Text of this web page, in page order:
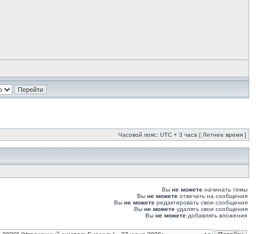
Часовой пояс: UTC + 3 часа [ Летнее время ]
Вы не можете начинать темы
Вы не можете отвечать на сообщения
Вы не можете редактировать свои сообщения
Вы не можете удалять свои сообщения
Вы не можете добавлять вложения